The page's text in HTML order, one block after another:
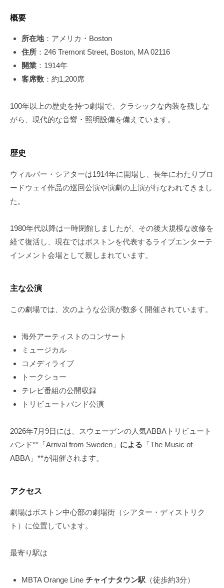
概要
所在地：アメリカ・Boston
住所：246 Tremont Street, Boston, MA 02116
開業：1914年
客席数：約1,200席
100年以上の歴史を持つ劇場で、クラシックな内装を残しな
がら、現代的な音響・照明設備を備えています。
歴史
ウィルバー・シアターは1914年に開場し、長年にわたりブロ
ードウェイ作品の巡回公演や演劇の上演が行なわれてきまし
た。
1980年代以降は一時閉館しましたが、その後大規模な改修を
経て復活し、現在ではボストンを代表するライブエンターテ
インメント会場として親しまれています。
主な公演
この劇場では、次のような公演が数多く開催されています。
海外アーティストのコンサート
ミュージカル
コメディライブ
トークショー
テレビ番組の公開収録
トリビュートバンド公演
2026年7月9日には、スウェーデンの人気ABBAトリビュート
バンド**「Arrival from Sweden」 による 「The Music of
ABBA」**が開催されます。
アクセス
劇場はボストン中心部の劇場街（シアター・ディストリク
ト）に位置しています。
最寄り駅は
MBTA Orange Line チャイナタウン駅 （徒歩約3分）